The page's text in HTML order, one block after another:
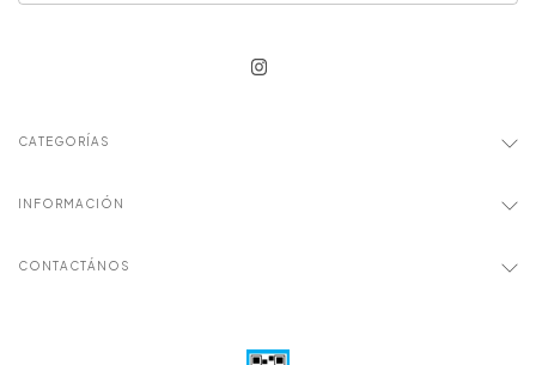
CATEGORÍAS
INFORMACIÓN
CONTACTÁNOS